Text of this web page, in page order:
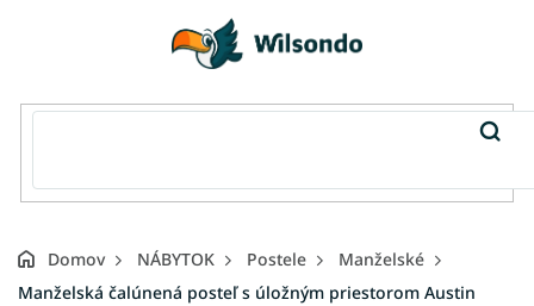
Domov NÁBYTOK Postele
Manželské
Manželská čalúnená posteľ s úložným priestorom Austin